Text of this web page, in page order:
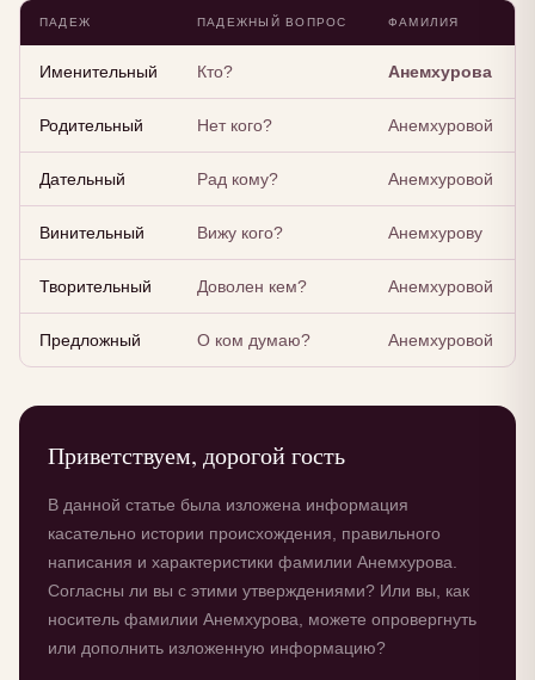
ПАДЕЖ ПАДЕЖНЫЙ ВОПРОС ФАМИЛИЯ
Именительный Кто? Анемхурова
Родительный Нет кого? Анемхуровой
Дательный Рад кому? Анемхуровой
Винительный Вижу кого? Анемхурову
Творительный Доволен кем? Анемхуровой
Предложный О ком думаю? Анемхуровой
Приветствуем, дорогой гость
В данной статье была изложена информация
касательно истории происхождения, правильного
написания и характеристики фамилии Анемхурова.
Согласны ли вы с этими утверждениями? Или вы, как
носитель фамилии Анемхурова, можете опровергнуть
или дополнить изложенную информацию?